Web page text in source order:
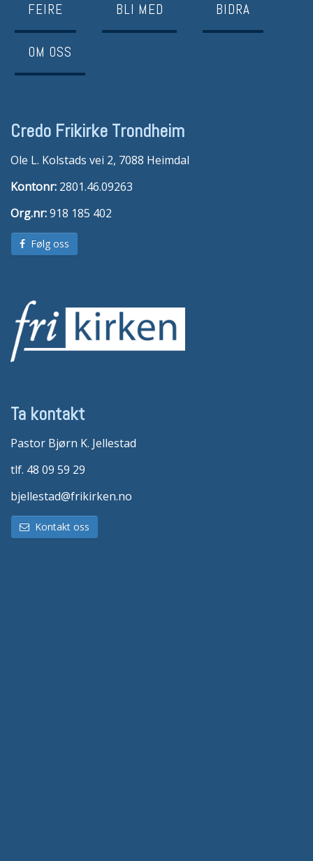
FEIRE BLI MED BIDRA
OM OSS
Credo Frikirke Trondheim
Ole L. Kolstads vei 2, 7088 Heimdal
Kontonr: 2801.46.09263
Org.nr:918 185 402
Følg oss
Ta kontakt
Pastor Bjørn K. Jellestad
tlf. 48 09 59 29
bjellestad@frikirken.no
Kontakt oss